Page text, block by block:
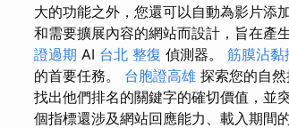
大的功能之外，您還可以自動為影片添
和需要擴展內容的網站而設計，旨在產
證過期 AI 台北 整復 偵測器。 筋膜沾黏
的首要任務。 台胞證高雄 探索您的自
找出他們排名的關鍵字的確切價值，並
個指標還涉及網站回應能力、載入期間